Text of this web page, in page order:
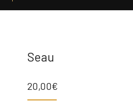
Seau
20,00€